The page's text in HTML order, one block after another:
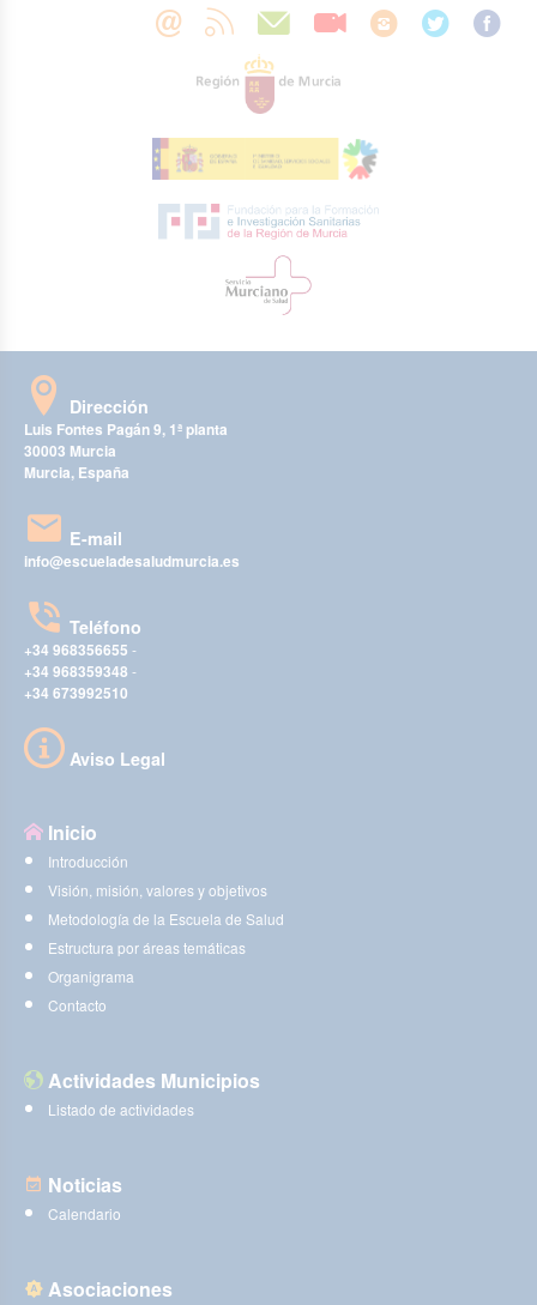
Dirección
Luis Fontes Pagán 9, 1ª planta
30003 Murcia
Murcia, España
E-mail
info@escueladesaludmurcia.es
Teléfono
+34 968356655 -
+34 968359348 -
+34 673992510
Aviso Legal
Inicio
Introducción
Visión, misión, valores y objetivos
Metodología de la Escuela de Salud
Estructura por áreas temáticas
Organigrama
Contacto
Actividades Municipios
Listado de actividades
Noticias
Calendario
Asociaciones